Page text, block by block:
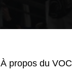
À propos du VOC